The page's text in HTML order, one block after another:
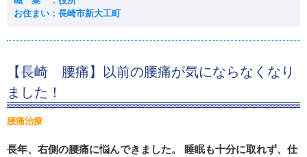
お住まい：長崎市新大工町
【長崎 腰痛】以前の腰痛が気にならなくなり
ました！
腰痛治療
長年、右側の腰痛に悩んできました。 睡眠も十分に取れず、仕